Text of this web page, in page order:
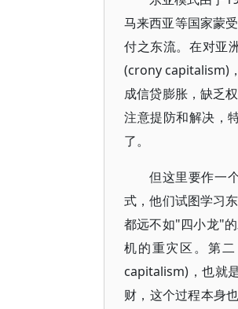
马来西亚等国家蒙
付之东流。在对亚
(crony capitalism)
成信贷膨胀，缺乏
注意提防和解决，
了。
但这里要作一
式，他们试图学习
都远不如"四小龙"
机的重灾区。第
capitalism)，也就
财，这个过程本身